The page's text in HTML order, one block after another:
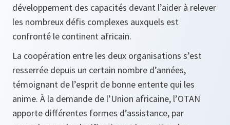
développement des capacités devant l’aider à relever
les nombreux défis complexes auxquels est
confronté le continent africain.
La coopération entre les deux organisations s’est
resserrée depuis un certain nombre d’années,
témoignant de l’esprit de bonne entente qui les
anime. À la demande de l’Union africaine, l’OTAN
apporte différentes formes d’assistance, par